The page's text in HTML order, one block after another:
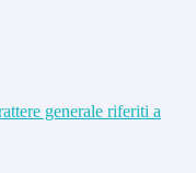
generale riferiti a